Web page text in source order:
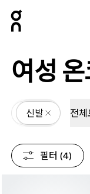
여성
All
신발 전체
필터 (4)